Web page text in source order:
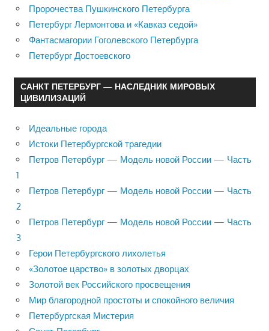
Пророчества Пушкинского Петербурга
Петербург Лермонтова и «Кавказ седой»
Фантасмагории Гоголевского Петербурга
Петербург Достоевского
САНКТ ПЕТЕРБУРГ — НАСЛЕДНИК МИРОВЫХ
ЦИВИЛИЗАЦИЙ
Идеальные города
Истоки Петербургской трагедии
Петров Петербург — Модель новой России — Часть
1
Петров Петербург — Модель новой России — Часть
2
Петров Петербург — Модель новой России — Часть
3
Герои Петербургского лихолетья
«Золотое царство» в золотых дворцах
Золотой век Российского просвещения
Мир благородной простоты и спокойного величия
Петербургская Мистерия